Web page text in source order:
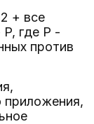
+ все
где P -
против
приложения,